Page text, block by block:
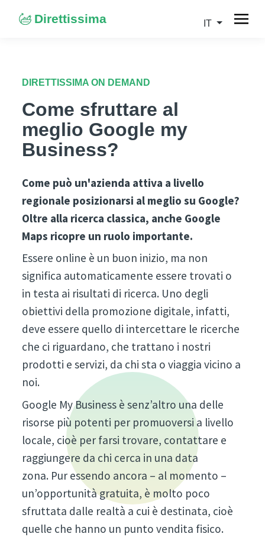
Direttissima IT
DIRETTISSIMA ON DEMAND
Come sfruttare al
meglio Google my
Business?
Come può un'azienda attiva a livello
regionale posizionarsi al meglio su Google?
Oltre alla ricerca classica, anche Google
Maps ricopre un ruolo importante.
Essere online è un buon inizio, ma non
significa automaticamente essere trovati o
in testa ai risultati di ricerca. Uno degli
obiettivi della promozione digitale, infatti,
deve essere quello di intercettare le ricerche
che ci riguardano, che trattano i nostri
prodotti e servizi, da chi sta o viaggia vicino a
noi.
Google My Business è senz’altro una delle
risorse più potenti per promuoversi a livello
locale, cioè per farsi trovare, contattare e
raggiungere da chi cerca in una data
zona. Pur essendo ancora – al momento –
un’opportunità gratuita, è molto poco
sfruttata dalle realtà a cui è destinata, cioè
quelle che hanno un punto vendita fisico.